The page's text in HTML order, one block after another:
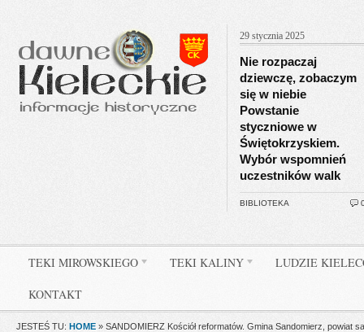
29 stycznia 2025
Nie rozpaczaj
dziewczę, zobaczym
się w niebie
Powstanie
styczniowe w
Świętokrzyskiem.
Wybór wspomnień
uczestników walk
BIBLIOTEKA
TEKI MIROWSKIEGO TEKI KALINY LUDZIE
KONTAKT
JESTEŚ TU: HOME » SANDOMIERZ Kościół reformatów. Gmina Sandomierz, powiat